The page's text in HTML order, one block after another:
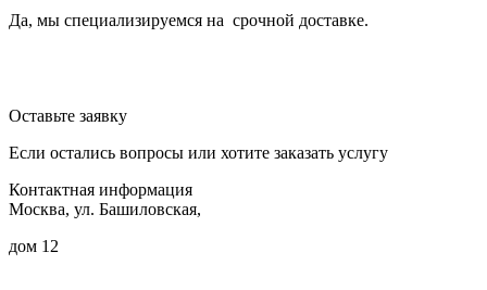
Да, мы специализируемся на срочной доставке.
Оставьте заявку
Если остались вопросы или хотите заказать услугу
Контактная информация
Москва, ул. Башиловская,
дом 12